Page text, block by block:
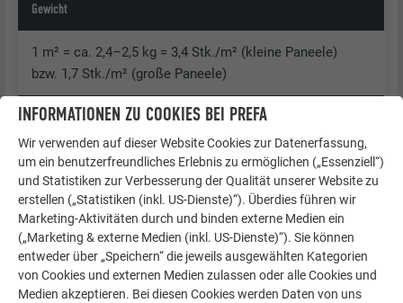
Gewicht
1 m² = ca. 2,4–2,5 kg = 3,4 Stk./m² (kleine Paneele)
bzw. 1,7 Stk./m² (große Paneele)
Dachneigung
Ab 17° = ca. 31 %
Unterkonstruktion und Trennlage
Siehe Kapitel „Allgemeine Informationen",
bis 25° Dachneigung ist eine Bitumentrennlage
erforderlich.
INFORMATIONEN ZU COOKIES BEI PREFA
Wir verwenden auf dieser Website Cookies zur Datenerfassung,
um ein benutzerfreundliches Erlebnis zu ermöglichen („Essenziell“)
und Statistiken zur Verbesserung der Qualität unserer Website zu
erstellen („Statistiken (inkl. US-Dienste)“). Überdies führen wir
Marketing-Aktivitäten durch und binden externe Medien ein
(„Marketing & externe Medien (inkl. US-Dienste)“). Sie können
entweder über „Speichern“ die jeweils ausgewählten Kategorien
von Cookies und externen Medien zulassen oder alle Cookies und
Medien akzeptieren. Bei diesen Cookies werden Daten von uns